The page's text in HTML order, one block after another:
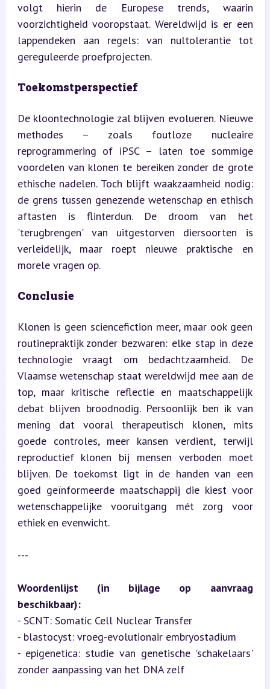
volgt hierin de Europese trends, waarin
voorzichtigheid vooropstaat. Wereldwijd is er een
lappendeken aan regels: van nultolerantie tot
gereguleerde proefprojecten.
Toekomstperspectief
De kloontechnologie zal blijven evolueren. Nieuwe
methodes – zoals foutloze nucleaire
reprogrammering of iPSC – laten toe sommige
voordelen van klonen te bereiken zonder de grote
ethische nadelen. Toch blijft waakzaamheid nodig:
de grens tussen genezende wetenschap en ethisch
aftasten is flinterdun. De droom van het
'terugbrengen' van uitgestorven diersoorten is
verleidelijk, maar roept nieuwe praktische en
morele vragen op.
Conclusie
Klonen is geen sciencefiction meer, maar ook geen
routinepraktijk zonder bezwaren: elke stap in deze
technologie vraagt om bedachtzaamheid. De
Vlaamse wetenschap staat wereldwijd mee aan de
top, maar kritische reflectie en maatschappelijk
debat blijven broodnodig. Persoonlijk ben ik van
mening dat vooral therapeutisch klonen, mits
goede controles, meer kansen verdient, terwijl
reproductief klonen bij mensen verboden moet
blijven. De toekomst ligt in de handen van een
goed geïnformeerde maatschappij die kiest voor
wetenschappelijke vooruitgang mét zorg voor
ethiek en evenwicht.
---
Woordenlijst (in bijlage op aanvraag
beschikbaar):
- SCNT: Somatic Cell Nuclear Transfer
- blastocyst: vroeg-evolutionair embryostadium
- epigenetica: studie van genetische 'schakelaars'
zonder aanpassing van het DNA zelf